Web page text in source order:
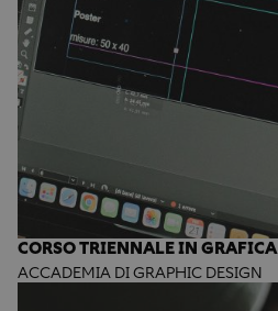
CORSO TRIENNALE IN GRAFICA
ACCADEMIA DI GRAPHIC DESIGN